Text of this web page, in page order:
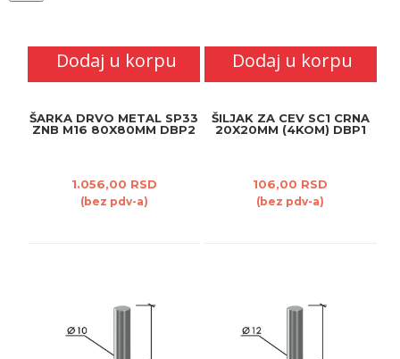
Dodaj u korpu
ŠARKA DRVO METAL SP33
ZNB M16 80X80MM DBP2
1.056,00 RSD
(bez pdv-a)
Dodaj u korpu
ŠILJAK ZA CEV SC1 CRNA
20X20MM (4KOM) DBP1
106,00 RSD
(bez pdv-a)